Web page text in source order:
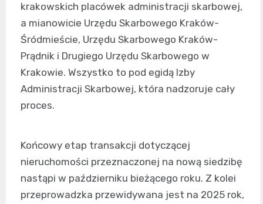
krakowskich placówek administracji skarbowej,
a mianowicie Urzędu Skarbowego Kraków-
Śródmieście, Urzędu Skarbowego Kraków-
Prądnik i Drugiego Urzędu Skarbowego w
Krakowie. Wszystko to pod egidą Izby
Administracji Skarbowej, która nadzoruje cały
proces.
Końcowy etap transakcji dotyczącej
nieruchomości przeznaczonej na nową siedzibę
nastąpi w październiku bieżącego roku. Z kolei
przeprowadzka przewidywana jest na 2025 rok,